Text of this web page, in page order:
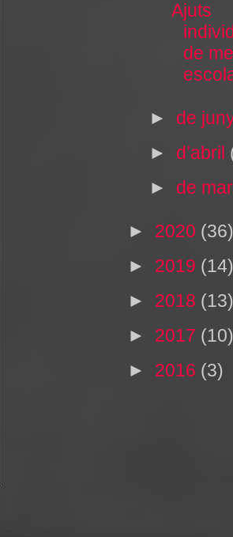
Ajuts
de
► de
► d’abril
► de
► 2020 (36)
► 2019 (14)
► 2018 (13)
► 2017 (10)
► 2016 (3)